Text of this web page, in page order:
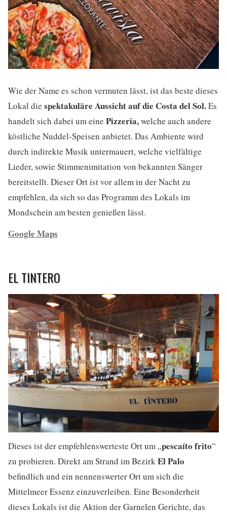
Wie der Name es schon vermuten lässt, ist das beste dieses
Lokal die spektakuläre Aussicht auf die Costa del Sol.Es
handelt sich dabei um eine Pizzeria,welche auch andere
köstliche Nuddel-Speisen anbietet. Das Ambiente wird
durch indirekte Musik untermauert, welche vielfältige
Lieder, sowie Stimmenimitation von bekannten Sänger
bereitstellt. Dieser Ort ist vor allem in der Nacht zu
empfehlen, da sich so das Programm des Lokals im
Mondschein am besten genießen lässt.
Google Maps
EL TINTERO
Dieses ist der empfehlenswerteste Ort um „pescaíto frito“
zu probieren. Direkt am Strand im BezirkEl Palo
befindlich und ein nennenswerter Ort um sich die
Mittelmeer Essenz einzuverleiben. Eine Besonderheit
dieses Lokals ist die Aktion der Garnelen Gerichte, das